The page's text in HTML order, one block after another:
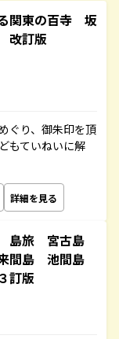
関東の百寺 坂
改訂版
ぐり、御朱印を頂
もていねいに解
詳細を見る
島旅 宮古島
間島 池間島
訂版